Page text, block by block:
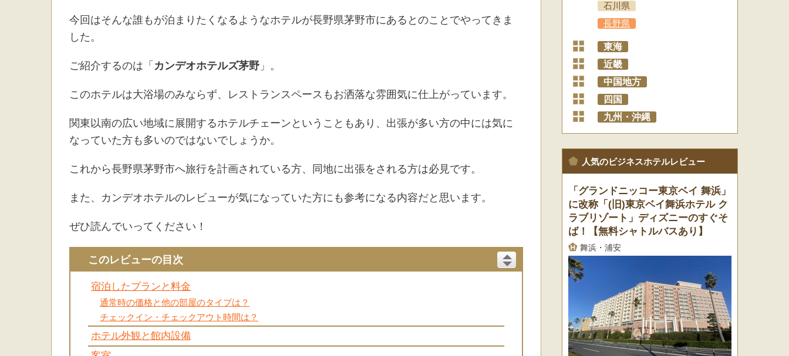
今回はそんな誰もが泊まりたくなるようなホテルが長野県茅野市にあるとのことでやってきま
した。
ご紹介するのは「 カンデオホテルズ茅野 」。
このホテルは大浴場のみならず、レストランスペースもお洒落な雰囲気に仕上がっています。
関東以南の広い地域に展開するホテルチェーンということもあり、出張が多い方の中には気に
なっていた方も多いのではないでしょうか。
これから長野県茅野市へ旅行を計画されている方、同地に出張をされる方は必見です。
また、カンデオホテルのレビューが気になっていた方にも参考になる内容だと思います。
ぜひ読んでいってください！
このレビューの目次
宿泊したプランと料金
通常時の価格と他の部屋のタイプは？
チェックイン・チェックアウト時間は？
ホテル外観と館内設備
石川県
長野県
東海
近畿
中国地方
四国
九州・沖縄
人気のビジネスホテルレビュー
「グランドニッコー東京ベイ 舞浜」
に改称「(旧)東京ベイ舞浜ホテル ク
ラブリゾート」ディズニーのすぐそ
ば！【無料シャトルバスあり】
舞浜・浦安